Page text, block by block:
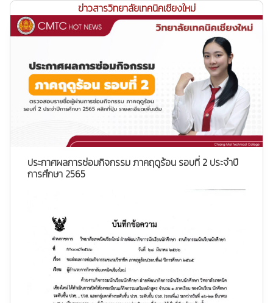
ข่าวสารวิทยาลัยเทคนิคเชียงใหม่
ประกาศผลการซ่อมกิจกรรม ภาคฤดูร้อน รอบที่ 2 ประจำปี
การศึกษา 2565